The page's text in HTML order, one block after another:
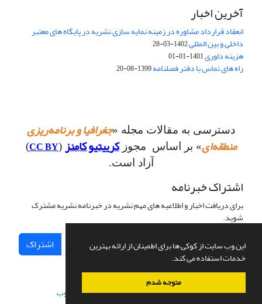
این وب سایت از کوکی ها برای اطمینان از ارائه بهترین
خدمات استفاده می کند.
متوجه شدم
آخرین اخبار
انعقاد قرارداد مشاوره در زمینه نمایه سازی نشریه در پایگاه های معتبر
داخلی و بین المللی1402-03-28
هزینه داوری1401-01-01
راه های تماس با دفتر فصلنامه1399-08-20
دسترسی به مقالات مجله «جغرافیا و برنامه‌ریزی
منطقه‌ای» بر اساس مجوزکرییتیو کامنز (
CC BY
)
آزاد است.
اشتراک خبرنامه
برای دریافت اخبار و اطلاعیه های مهم نشریه در خبرنامه نشریه مشترک
شوید.
اشتراک
سامانه مدیریت نشریات علمی.طراحی و پیاده سازی از سیناوب